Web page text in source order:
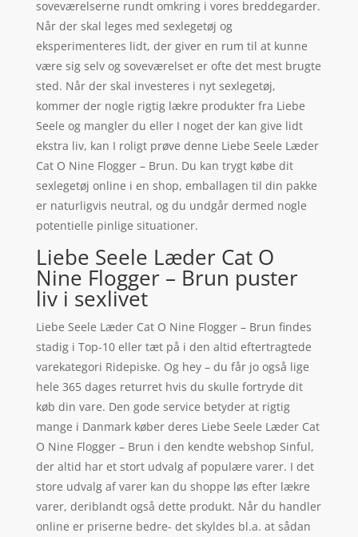
soveværelserne rundt omkring i vores breddegarder.
Når der skal leges med sexlegetøj og
eksperimenteres lidt, der giver en rum til at kunne
være sig selv og soveværelset er ofte det mest brugte
sted. Når der skal investeres i nyt sexlegetøj,
kommer der nogle rigtig lækre produkter fra Liebe
Seele og mangler du eller I noget der kan give lidt
ekstra liv, kan I roligt prøve denne Liebe Seele Læder
Cat O Nine Flogger – Brun. Du kan trygt købe dit
sexlegetøj online i en shop, emballagen til din pakke
er naturligvis neutral, og du undgår dermed nogle
potentielle pinlige situationer.
Liebe Seele Læder Cat O
Nine Flogger – Brun puster
liv i sexlivet
Liebe Seele Læder Cat O Nine Flogger – Brun findes
stadig i Top-10 eller tæt på i den altid eftertragtede
varekategori Ridepiske. Og hey – du får jo også lige
hele 365 dages returret hvis du skulle fortryde dit
køb din vare. Den gode service betyder at rigtig
mange i Danmark køber deres Liebe Seele Læder Cat
O Nine Flogger – Brun i den kendte webshop Sinful,
der altid har et stort udvalg af populære varer. I det
store udvalg af varer kan du shoppe løs efter lækre
varer, deriblandt også dette produkt. Når du handler
online er priserne bedre- det skyldes bl.a. at sådan